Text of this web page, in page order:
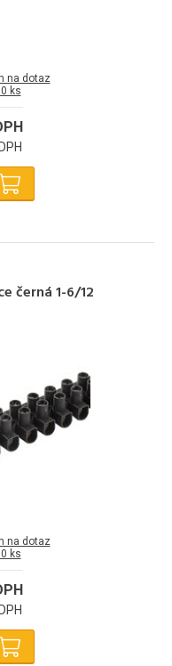
na dotaz
ks
černá 1-6/12
na dotaz
ks